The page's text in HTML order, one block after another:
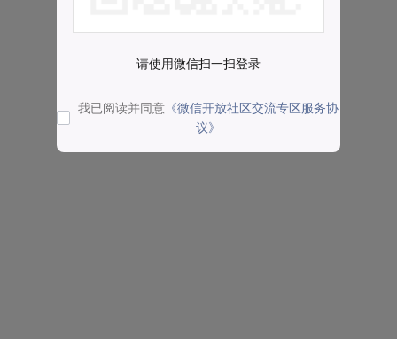
请使用微信扫一扫登录
我已阅读并同意 《微信开放社区交流专区服务协
议》